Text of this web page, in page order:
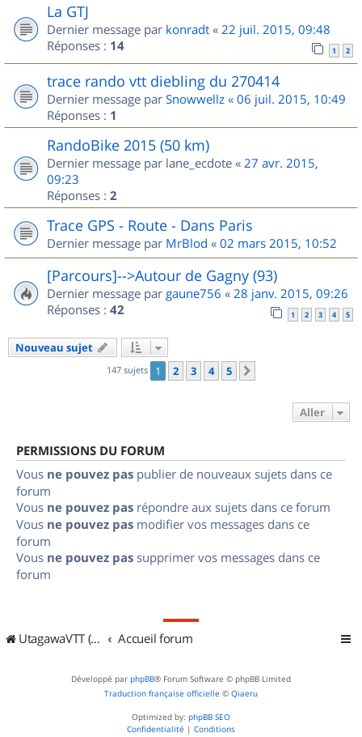
La GTJ
Dernier message par konradt « 22 juil. 2015, 09:48
Réponses : 14 1 2
trace rando vtt diebling du 270414
Dernier message par Snowwellz « 06 juil. 2015, 10:49
Réponses : 1
RandoBike 2015 (50 km)
Dernier message par lane_ecdote « 27 avr. 2015,
09:23
Réponses : 2
Trace GPS - Route - Dans Paris
Dernier message par MrBlod « 02 mars 2015, 10:52
[Parcours]-->Autour de Gagny (93)
Dernier message par gaune756 « 28 janv. 2015, 09:26
Réponses : 42 1 2 3 4 5
Nouveau sujet
147 sujets 1 2 3 4 5
Aller
PERMISSIONS DU FORUM
Vous ne pouvez pas publier de nouveaux sujets dans ce
forum
Vous ne pouvez pas répondre aux sujets dans ce forum
Vous ne pouvez pas modifier vos messages dans ce
forum
Vous ne pouvez pas supprimer vos messages dans ce
forum
UtagawaVTT (Randos VTT et VTTAE avec traces GPS) Accueil forum
Développé par phpBB® Forum Software © phpBB Limited
Traduction française officielle © Qiaeru
Optimized by: phpBB SEO
Confidentialité | Conditions